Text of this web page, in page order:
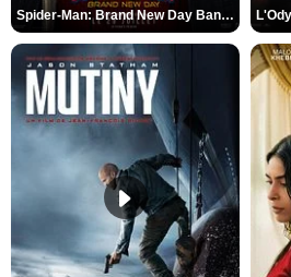
Spider-Man: Brand New Day Bande-annonce VO STFR